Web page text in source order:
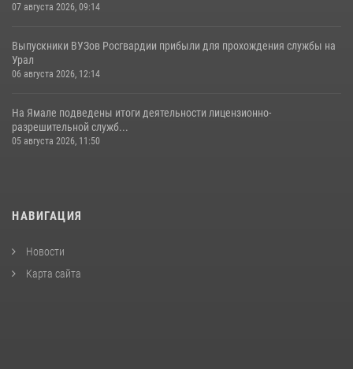
07 августа 2026, 09:14
Выпускники ВУЗов Росгвардии прибыли для прохождения службы на
Урал
06 августа 2026, 12:14
На Ямале подведены итоги деятельности лицензионно-
разрешительной служб...
05 августа 2026, 11:50
НАВИГАЦИЯ
Новости
Карта сайта